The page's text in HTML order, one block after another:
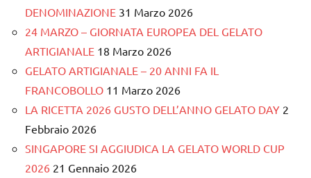
DENOMINAZIONE 31 Marzo 2026
24 MARZO – GIORNATA EUROPEA DEL GELATO
ARTIGIANALE 18 Marzo 2026
GELATO ARTIGIANALE – 20 ANNI FA IL
FRANCOBOLLO 11 Marzo 2026
LA RICETTA 2026 GUSTO DELL’ANNO GELATO DAY 2
Febbraio 2026
SINGAPORE SI AGGIUDICA LA GELATO WORLD CUP
2026 21 Gennaio 2026